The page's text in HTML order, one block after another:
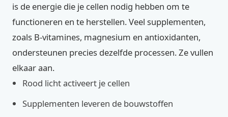
is de energie die je cellen nodig hebben om te
functioneren en te herstellen. Veel supplementen,
zoals B-vitamines, magnesium en antioxidanten,
ondersteunen precies dezelfde processen. Ze vullen
elkaar aan.
Rood licht activeert je cellen
Supplementen leveren de bouwstoffen